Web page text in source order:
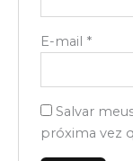
E-mail *
Salvar
próxima vez